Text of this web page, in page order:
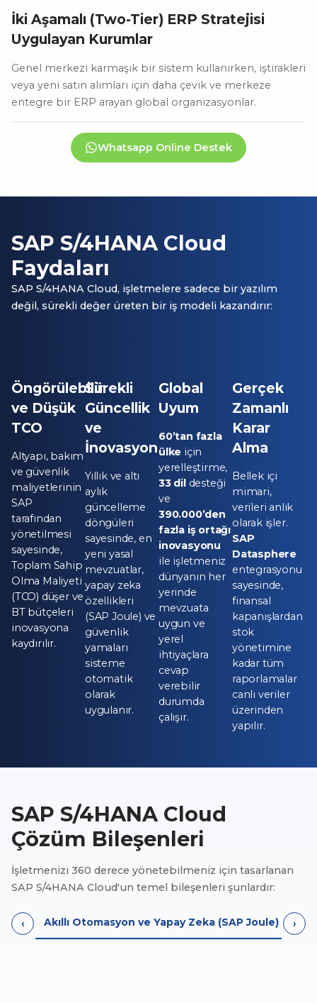
İki Aşamalı (Two-Tier) ERP Stratejisi
Uygulayan Kurumlar
Genel merkezi karmaşık bir sistem kullanırken, iştirakleri
veya yeni satın alımları için daha çevik ve merkeze
entegre bir ERP arayan global organizasyonlar.
Whatsapp Online Destek
SAP S/4HANA Cloud
Faydaları
SAP S/4HANA Cloud, işletmelere sadece bir yazılım
değil, sürekli değer üreten bir iş modeli kazandırır:
Öngörülebilir
ve Düşük
TCO
Altyapı, bakım
ve güvenlik
maliyetlerinin
SAP
tarafından
yönetilmesi
sayesinde,
Toplam Sahip
Olma Maliyeti
(TCO) düşer ve
BT bütçeleri
inovasyona
kaydırılır.
Sürekli
Güncellik
ve
İnovasyon
Yıllık ve altı
aylık
güncelleme
döngüleri
sayesinde, en
yeni yasal
mevzuatlar,
yapay zeka
özellikleri
(SAP Joule) ve
güvenlik
yamaları
sisteme
otomatik
olarak
uygulanır.
Global
Uyum
60’tan fazla
ülke için
yerelleştirme,
33 dildesteği
ve
390.000’den
fazla iş ortağı
inovasyonu
ile işletmeniz
dünyanın her
yerinde
mevzuata
uygun ve
yerel
ihtiyaçlara
cevap
verebilir
durumda
çalışır.
Gerçek
Zamanlı
Karar
Alma
Bellek içi
mimari,
verileri anlık
olarak işler.
SAP
Datasphere
entegrasyonu
sayesinde,
finansal
kapanışlardan
stok
yönetimine
kadar tüm
raporlamalar
canlı veriler
üzerinden
yapılır.
SAP S/4HANA Cloud
Çözüm Bileşenleri
İşletmenizi 360 derece yönetebilmeniz için tasarlanan
SAP S/4HANA Cloud'un temel bileşenleri şunlardır:
‹ Akıllı Otomasyon ve Yapay Zeka (SAP Joule) ›